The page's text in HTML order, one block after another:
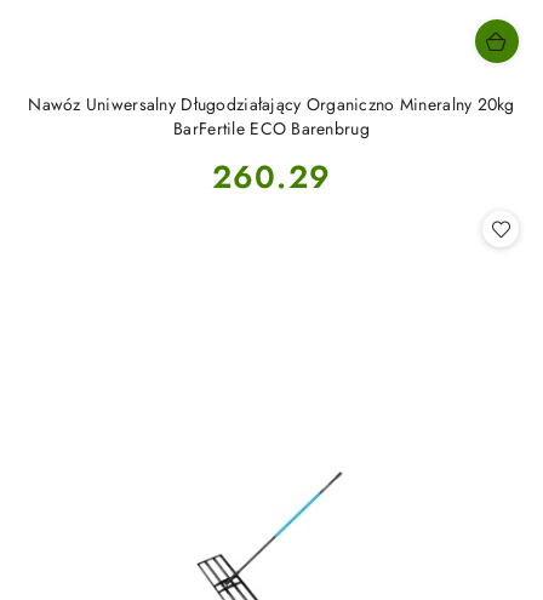
Nawóz Uniwersalny Długodziałający Organiczno Mineralny 20kg
BarFertile ECO Barenbrug
Cena:
260.29